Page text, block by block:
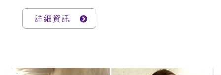
時、可針對細微部位細部處理。Yoki建議有毛髮困
擾的女性朋友們，在選擇真空除毛療程時，一定要
詳細資訊